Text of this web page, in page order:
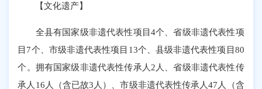
【文化遗产】
全县有国家级非遗代表性项目4个、省级非遗代表性项
目7个、市级非遗代表性项目13个、县级非遗代表性项目80
个。拥有国家级非遗代表性传承人2人、省级非遗代表性传
承人16人（含已故3人）、市级非遗代表性传承人47人（含